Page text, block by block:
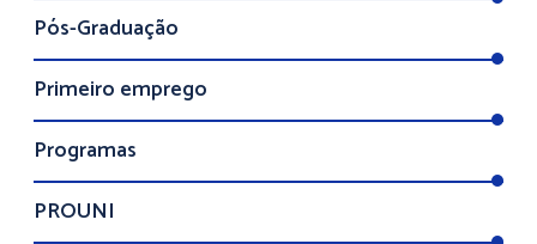
Pós-Graduação
Primeiro emprego
Programas
PROUNI